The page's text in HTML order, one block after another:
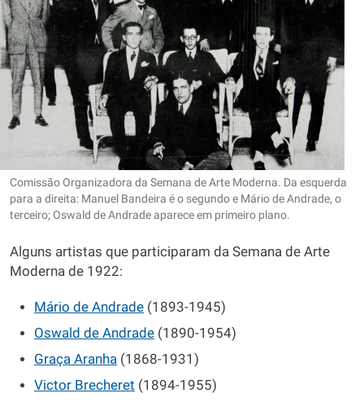
Comissão Organizadora da Semana de Arte Moderna. Da esquerda
para a direita: Manuel Bandeira é o segundo e Mário de Andrade, o
terceiro; Oswald de Andrade aparece em primeiro plano.
Alguns artistas que participaram da Semana de Arte
Moderna de 1922:
Mário de Andrade (1893-1945)
Oswald de Andrade (1890-1954)
Graça Aranha (1868-1931)
Victor Brecheret (1894-1955)